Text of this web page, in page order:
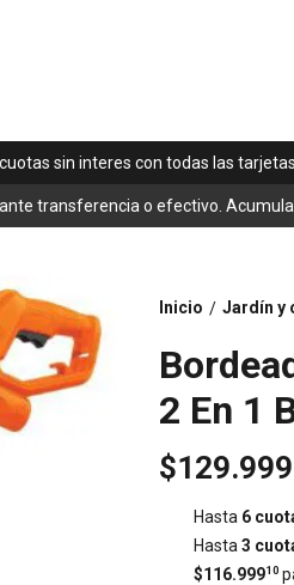
sin interes con todas las tarjetas
transferencia o efectivo.
Inicio / Jardín y
2 En 1
$129.999
Hasta 6
Hasta 3
$116.99910